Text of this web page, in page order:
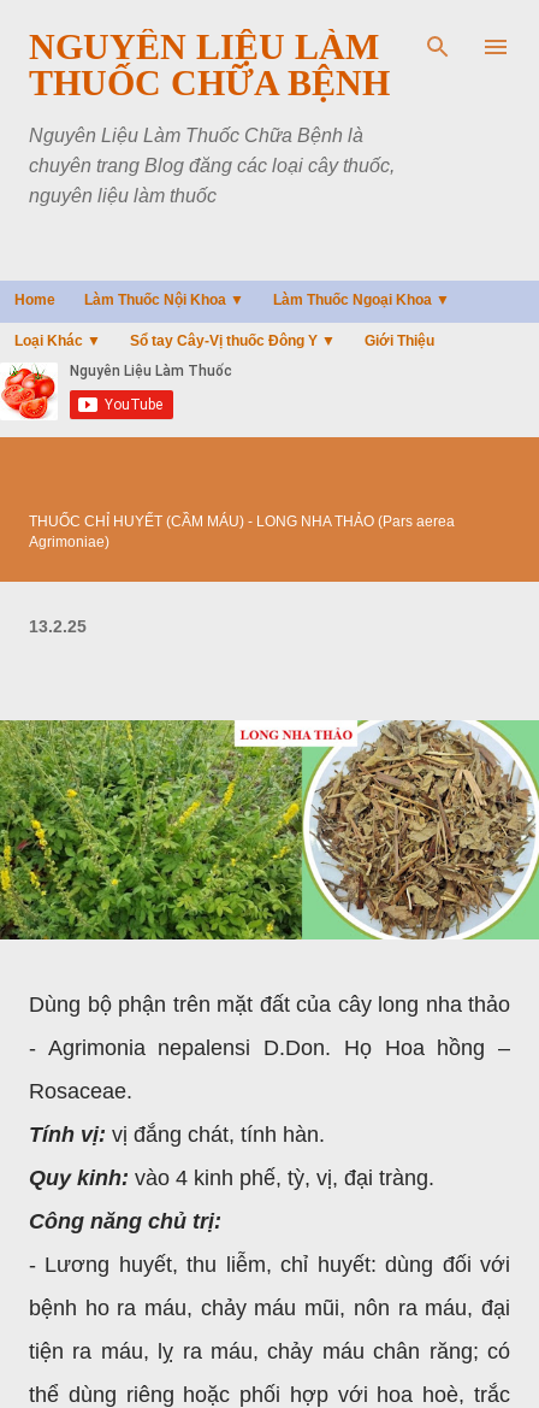
Chuyển đến nội dung chính
NGUYÊN LIỆU LÀM
THUỐC CHỮA BỆNH
Nguyên Liệu Làm Thuốc Chữa Bệnh là
chuyên trang Blog đăng các loại cây thuốc,
nguyên liệu làm thuốc
Home Làm Thuốc Nội Khoa ▼ Làm Thuốc Ngoại Khoa ▼
Loại Khác ▼ Sổ tay Cây-Vị thuốc Đông Y ▼ Giới Thiệu
THUỐC CHỈ HUYẾT (CẦM MÁU) - LONG NHA THẢO (Pars aerea
Agrimoniae)
13.2.25
Dùng bộ phận trên mặt đất của cây long nha thảo
- Agrimonia nepalensi D.Don. Họ Hoa hồng –
Rosaceae.
Tính vị: vị đắng chát, tính hàn.
Quy kinh: vào 4 kinh phế, tỳ, vị, đại tràng.
Công năng chủ trị:
- Lương huyết, thu liễm, chỉ huyết: dùng đối với
bệnh ho ra máu, chảy máu mũi, nôn ra máu, đại
tiện ra máu, lỵ ra máu, chảy máu chân răng; có
thể dùng riêng hoặc phối hợp với hoa hoè, trắc